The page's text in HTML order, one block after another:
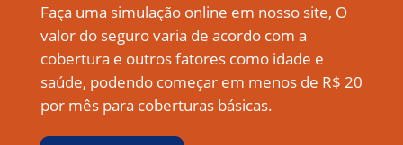
Faça uma simulação online em nosso site, O
valor do seguro varia de acordo com a
cobertura e outros fatores como idade e
saúde, podendo começar em menos de R$ 20
por mês para coberturas básicas.